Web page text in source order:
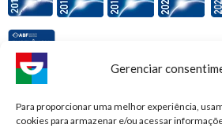
Gerenciar
Para proporcionar uma melhor experiência,
cookies para armazenar e/ou acessar